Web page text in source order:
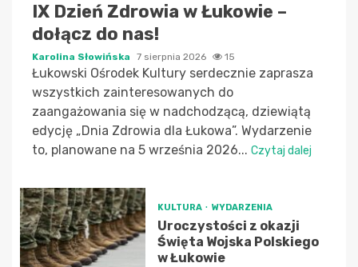
IX Dzień Zdrowia w Łukowie –
dołącz do nas!
Karolina Słowińska 7 sierpnia 2026 15
Łukowski Ośrodek Kultury serdecznie zaprasza
wszystkich zainteresowanych do
zaangażowania się w nadchodzącą, dziewiątą
edycję „Dnia Zdrowia dla Łukowa”. Wydarzenie
to, planowane na 5 września 2026... Czytaj dalej
KULTURA WYDARZENIA
Uroczystości z okazji
Święta Wojska Polskiego
w Łukowie